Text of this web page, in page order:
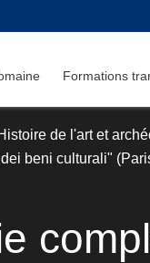
Formations
de l'art et
beni culturali"